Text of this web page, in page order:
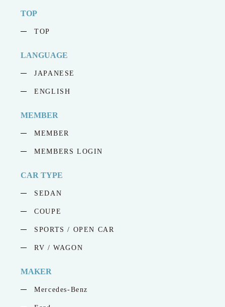
TOP
TOP
LANGUAGE
JAPANESE
ENGLISH
MEMBER
MEMBER
MEMBERS LOGIN
CAR TYPE
SEDAN
COUPE
SPORTS / OPEN CAR
RV / WAGON
MAKER
Mercedes-Benz